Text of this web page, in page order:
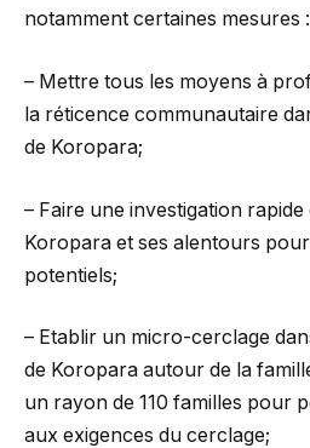
notamment certaines mesures :
– Mettre tous les moyens à
la réticence communautaire
de Koropara;
– Faire une investigation rapide
Koropara et ses alentours
potentiels;
– Etablir un micro-cerclage
de Koropara autour de la
un rayon de 110 familles pour
aux exigences du cerclage;